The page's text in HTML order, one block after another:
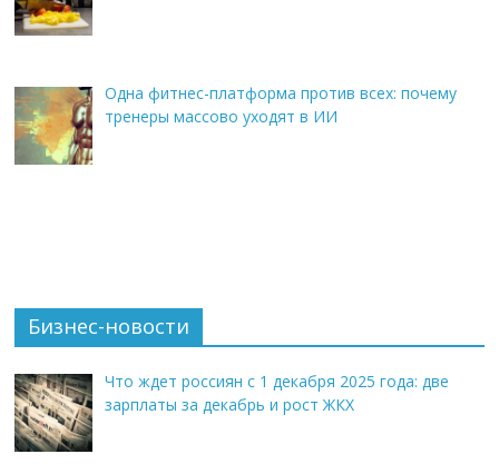
Одна фитнес-платформа против всех: почему
тренеры массово уходят в ИИ
Бизнес-новости
Что ждет россиян с 1 декабря 2025 года: две
зарплаты за декабрь и рост ЖКХ